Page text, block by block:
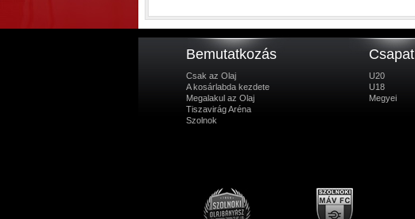
Bemutatkozás
Csak az Olaj
A kosárlabda kezdete
Megalakul az Olaj
Tiszavirág Aréna
Szolnok
Csapat
U20
U18
Megyei